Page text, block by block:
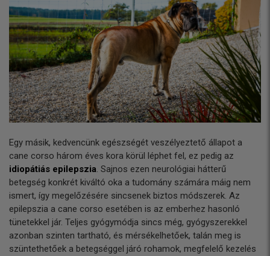
Egy másik, kedvencünk egészségét veszélyeztető állapot a
cane corso három éves kora körül léphet fel, ez pedig az
idiopátiás epilepszia. Sajnos ezen neurológiai hátterű
betegség konkrét kiváltó oka a tudomány számára máig nem
ismert, így megelőzésére sincsenek biztos módszerek. Az
epilepszia a cane corso esetében is az emberhez hasonló
tünetekkel jár. Teljes gyógymódja sincs még, gyógyszerekkel
azonban szinten tartható, és mérsékelhetőek, talán meg is
szüntethetőek a betegséggel járó rohamok, megfelelő kezelés